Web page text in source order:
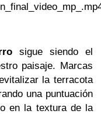
sigue siendo el
paisaje. Marcas
la terracota
una puntuación
en la textura de la